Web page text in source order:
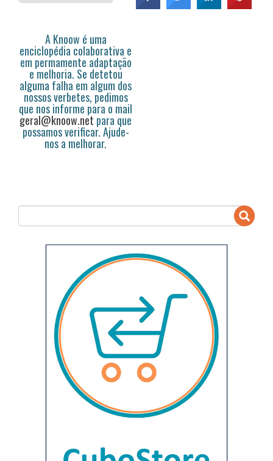
A Knoow é uma
enciclopédia colaborativa e
em permamente adaptação
e melhoria. Se detetou
alguma falha em algum dos
nossos verbetes, pedimos
que nos informe para o mail
geral@knoow.net para que
possamos verificar. Ajude-
nos a melhorar.